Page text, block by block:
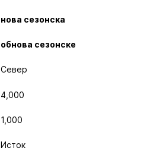
нова сезонска
обнова сезонске
Север
4,000
1,000
Исток